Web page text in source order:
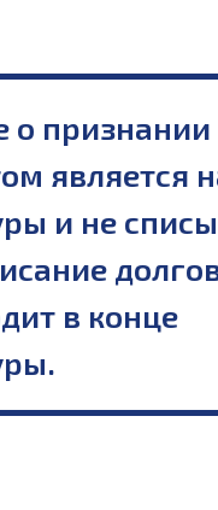
о признании
является
и не
в конце